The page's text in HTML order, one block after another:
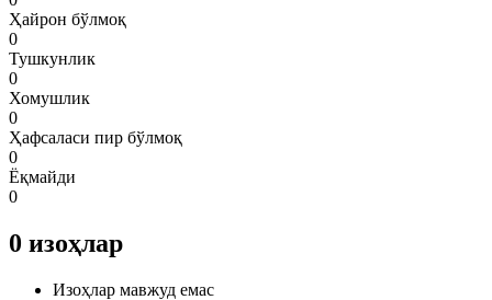
Ҳайрон бўлмоқ
0
Тушкунлик
0
Хомушлик
0
Ҳафсаласи пир бўлмоқ
0
Ёқмайди
0
0 изоҳлар
Изоҳлар мавжуд емас